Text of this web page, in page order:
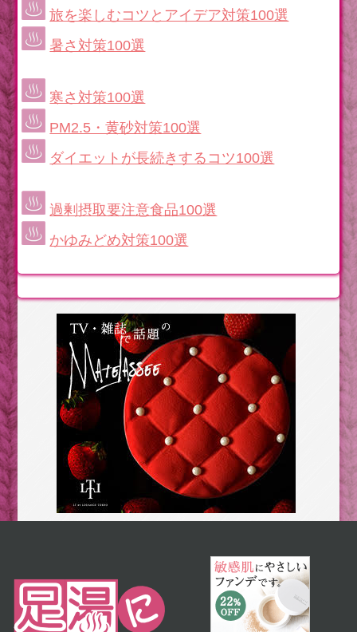
旅を楽しむコツとアイデア対策100選
暑さ対策100選
寒さ対策100選
PM2.5・黄砂対策100選
ダイエットが長続きするコツ100選
過剰摂取要注意食品100選
かゆみどめ対策100選